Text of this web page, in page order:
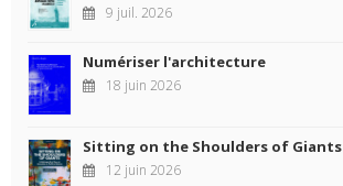
9 juil. 2026
Numériser l'architecture
18 juin 2026
Sitting on the Shoulders of Giants
12 juin 2026